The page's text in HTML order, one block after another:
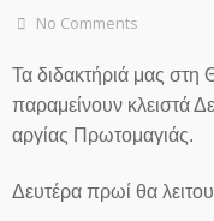
No Comments
Τα διδακτήριά μας στη
παραμείνουν κλειστά
αργίας Πρωτομαγιάς.
Δευτέρα πρωί θα